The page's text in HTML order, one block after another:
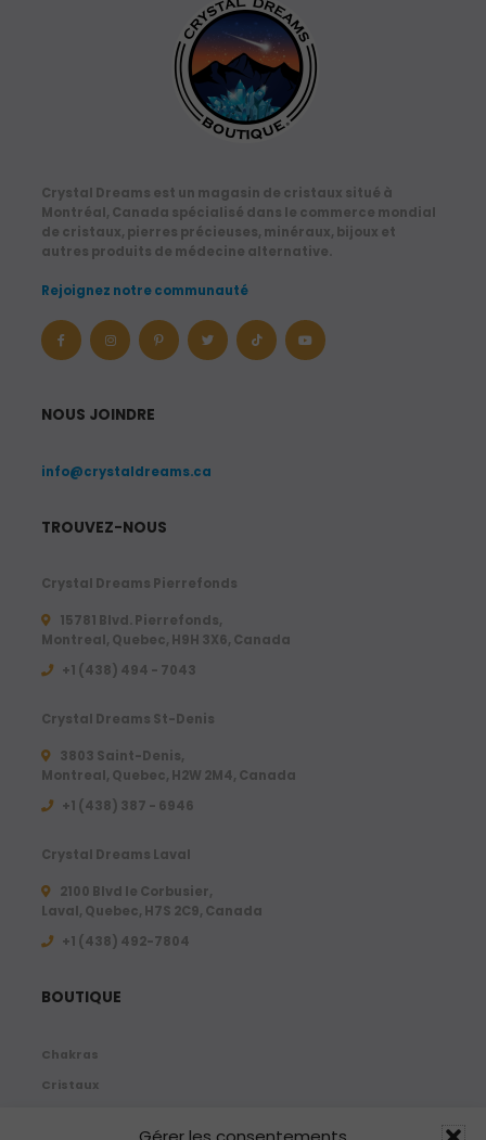
r
i
x
:
5
.
6
$
U
$
Crystal Dreams est un magasin de cristaux situé à
Montréal, Canada spécialisé dans le commerce mondial
de cristaux, pierres précieuses, minéraux, bijoux et
autres produits de médecine alternative.
Rejoignez notre communauté
NOUS JOINDRE
info@crystaldreams.ca
TROUVEZ-NOUS
Crystal Dreams Pierrefonds
15781 Blvd. Pierrefonds,
Montreal, Quebec, H9H 3X6, Canada
+1 (438) 494 - 7043
Crystal Dreams St-Denis
3803 Saint-Denis,
Montreal, Quebec, H2W 2M4, Canada
+1 (438) 387 - 6946
Crystal Dreams Laval
2100 Blvd le Corbusier,
Laval, Quebec, H7S 2C9, Canada
+1 ‪(438) 492-7804‬
BOUTIQUE
Chakras
Cristaux